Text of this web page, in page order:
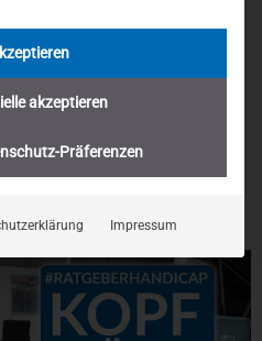
Handicap“Video auf
akzeptieren
Präferenzen
Impressum